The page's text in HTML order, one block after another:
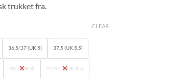
trukket fra.
36,5/37 (UK 5) 37,5 (UK 5,5)
40,5 (UK 8) 41/41,5 (UK 8,5)
CLEAR